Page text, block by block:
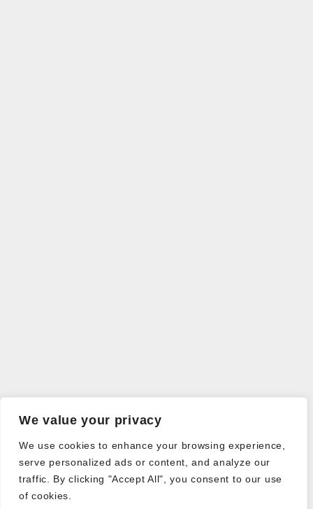
We value your privacy
We use cookies to enhance your browsing experience,
serve personalized ads or content, and analyze our
traffic. By clicking "Accept All", you consent to our use
of cookies.